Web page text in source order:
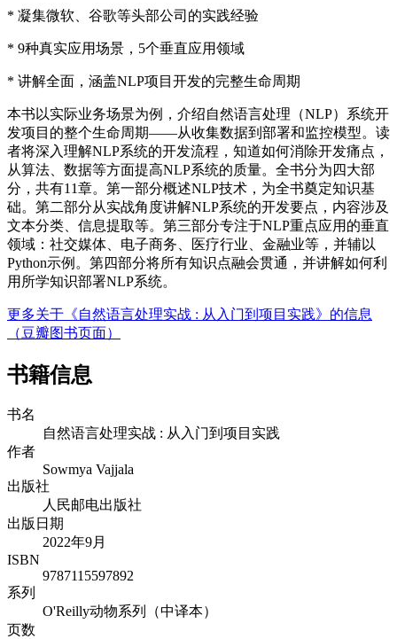
* 凝集微软、谷歌等头部公司的实践经验
* 9种真实应用场景，5个垂直应用领域
* 讲解全面，涵盖NLP项目开发的完整生命周期
本书以实际业务场景为例，介绍自然语言处理（NLP）系统开
发项目的整个生命周期——从收集数据到部署和监控模型。读
者将深入理解NLP系统的开发流程，知道如何消除开发痛点，
从算法、数据等方面提高NLP系统的质量。全书分为四大部
分，共有11章。第一部分概述NLP技术，为全书奠定知识基
础。第二部分从实战角度讲解NLP系统的开发要点，内容涉及
文本分类、信息提取等。第三部分专注于NLP重点应用的垂直
领域：社交媒体、电子商务、医疗行业、金融业等，并辅以
Python示例。第四部分将所有知识点融会贯通，并讲解如何利
用所学知识部署NLP系统。
更多关于《自然语言处理实战 : 从入门到项目实践》的信息
（豆瓣图书页面）
书籍信息
书名
自然语言处理实战 : 从入门到项目实践
作者
Sowmya Vajjala
出版社
人民邮电出版社
出版日期
2022年9月
ISBN
9787115597892
系列
O'Reilly动物系列（中译本）
页数